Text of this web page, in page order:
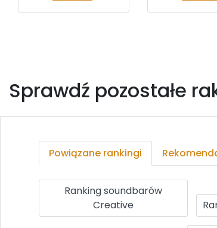
Sprawdź pozostałe
Powiązane rankingi
Ranking soundbarów
Creative